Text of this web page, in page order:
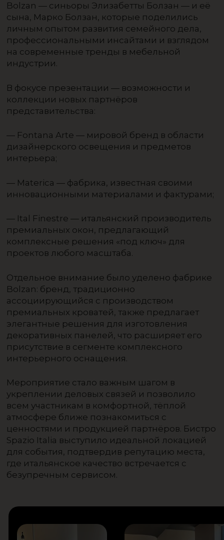
Bolzan — синьоры Элизабетты Болзан — и её
сына, Марко Болзан, которые поделились
личным опытом развития семейного дела,
профессиональными инсайтами и взглядом
на современные тренды в мебельной
индустрии.
В фокусе презентации — возможности и
коллекции новых партнёров
представительства:
— Fontana Arte — мировой бренд в области
дизайнерского освещения и предметов
интерьера;
— Materica — фабрика, известная своими
инновационными материалами и фактурами;
— Ital Finestre — итальянский производитель
премиальных окон, предлагающий
комплексные решения «под ключ» для
проектов любого масштаба.
Отдельное внимание было уделено фабрике
Bolzan: бренд, традиционно
ассоциирующийся с производством
премиальных кроватей, также предлагает
элегантные решения для изготовления
декоративных панелей, что расширяет его
присутствие в сегменте комплексного
интерьерного оснащения.
Мероприятие стало важным шагом в
укреплении деловых связей и позволило
всем участникам в комфортной, тёплой
атмосфере ближе познакомиться с
ценностями и продукцией партнёров. Бистро
Spazio Italia выступило идеальной локацией
для события, подтвердив репутацию места,
где итальянское качество встречается с
безупречным сервисом.